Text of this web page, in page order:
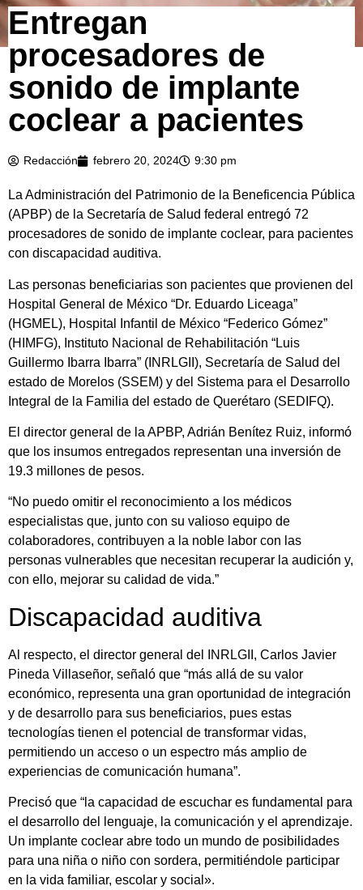
Entregan
procesadores de
sonido de implante
coclear a pacientes
Redacción febrero 20, 2024 9:30 pm
La Administración del Patrimonio de la Beneficencia Pública
(APBP) de la Secretaría de Salud federal entregó 72
procesadores de sonido de implante coclear, para pacientes
con discapacidad auditiva.
Las personas beneficiarias son pacientes que provienen del
Hospital General de México “Dr. Eduardo Liceaga”
(HGMEL), Hospital Infantil de México “Federico Gómez”
(HIMFG), Instituto Nacional de Rehabilitación “Luis
Guillermo Ibarra Ibarra” (INRLGII), Secretaría de Salud del
estado de Morelos (SSEM) y del Sistema para el Desarrollo
Integral de la Familia del estado de Querétaro (SEDIFQ).
El director general de la APBP, Adrián Benítez Ruiz, informó
que los insumos entregados representan una inversión de
19.3 millones de pesos.
“No puedo omitir el reconocimiento a los médicos
especialistas que, junto con su valioso equipo de
colaboradores, contribuyen a la noble labor con las
personas vulnerables que necesitan recuperar la audición y,
con ello, mejorar su calidad de vida.”
Discapacidad auditiva
Al respecto, el director general del INRLGII, Carlos Javier
Pineda Villaseñor, señaló que “más allá de su valor
económico, representa una gran oportunidad de integración
y de desarrollo para sus beneficiarios, pues estas
tecnologías tienen el potencial de transformar vidas,
permitiendo un acceso o un espectro más amplio de
experiencias de comunicación humana”.
Precisó que “la capacidad de escuchar es fundamental para
el desarrollo del lenguaje, la comunicación y el aprendizaje.
Un implante coclear abre todo un mundo de posibilidades
para una niña o niño con sordera, permitiéndole participar
en la vida familiar, escolar y social».